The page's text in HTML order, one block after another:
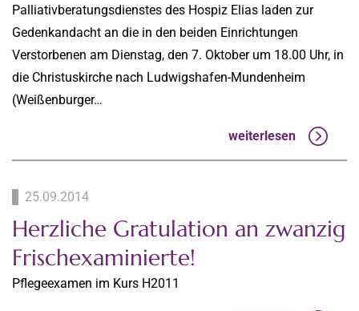
Palliativberatungsdienstes des Hospiz Elias laden zur
Gedenkandacht an die in den beiden Einrichtungen
Verstorbenen am Dienstag, den 7. Oktober um 18.00 Uhr, in
die Christuskirche nach Ludwigshafen-Mundenheim
(Weißenburger…
weiterlesen
25.09.2014
Herzliche Gratulation an zwanzig
Frischexaminierte!
Pflegeexamen im Kurs H2011